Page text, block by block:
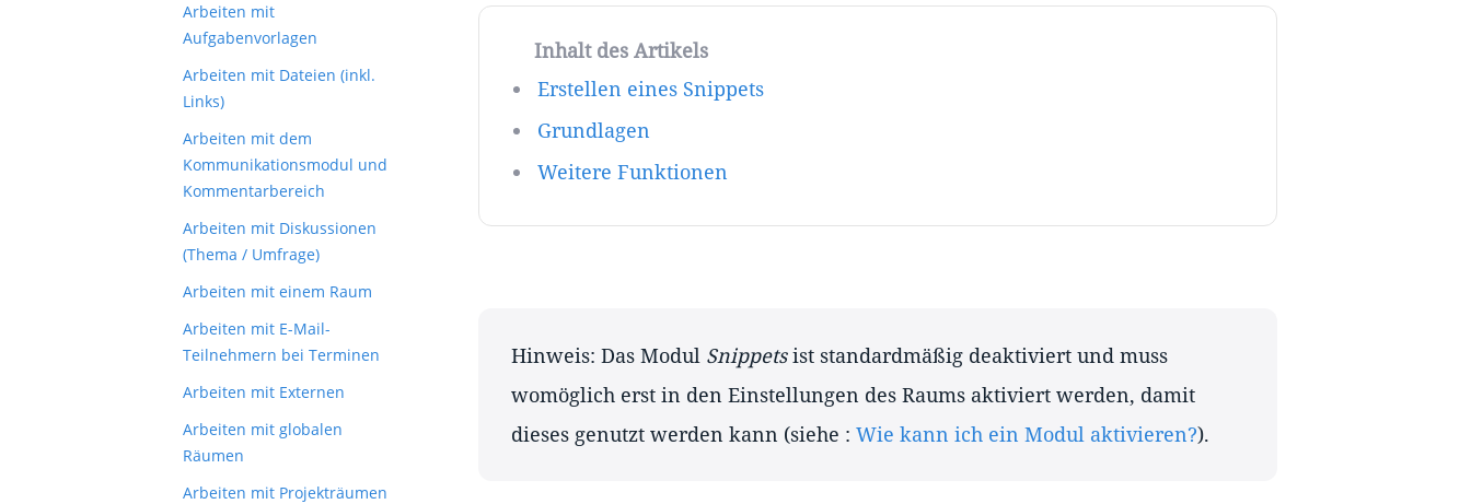
Arbeiten mit
Aufgabenvorlagen
Arbeiten mit Dateien (inkl.
Links)
Arbeiten mit dem
Kommunikationsmodul und
Kommentarbereich
Arbeiten mit Diskussionen
(Thema / Umfrage)
Arbeiten mit einem Raum
Arbeiten mit E-Mail-
Teilnehmern bei Terminen
Arbeiten mit Externen
Arbeiten mit globalen
Räumen
Arbeiten mit Projekträumen
Inhalt des Artikels
Erstellen eines Snippets
Grundlagen
Weitere Funktionen
Hinweis: Das Modul Snippetsist standardmäßig deaktiviert und muss
womöglich erst in den Einstellungen des Raums aktiviert werden, damit
dieses genutzt werden kann (siehe : Wie kann ich ein Modul aktivieren?).